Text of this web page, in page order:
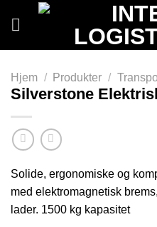
Hjem / Produkter /
Silverstone
Solide, ergonomiske og
med elektromagnetisk
lader. 1500 kg kapasitet